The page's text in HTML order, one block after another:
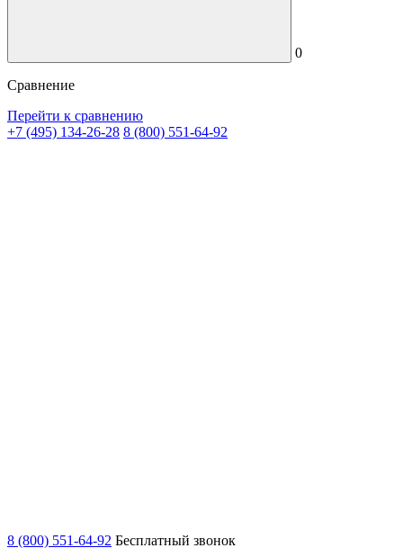
0
Сравнение
Перейти к сравнению
+7 (495) 134-26-28 8 (800) 551-64-92
8 (800) 551-64-92 Бесплатный звонок